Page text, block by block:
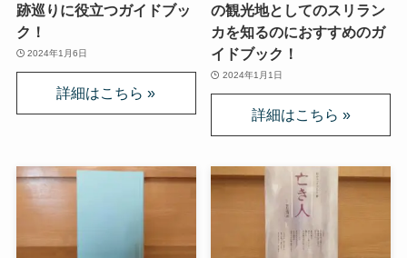
跡巡りに役立つガイドブッ
ク！
2024年1月6日
の観光地としてのスリラン
カを知るのにおすすめのガ
イドブック！
2024年1月1日